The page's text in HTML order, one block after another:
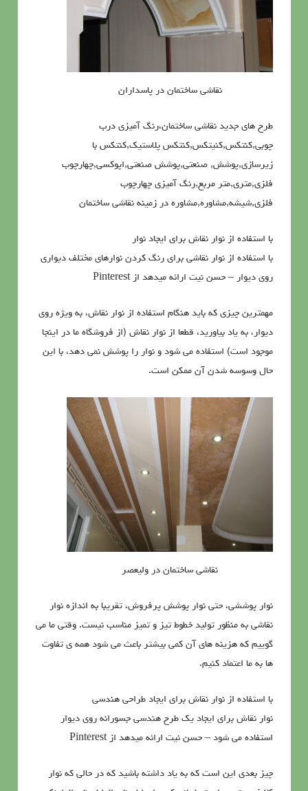
نقاشی ساختمان در پاسداران
طرح های جدید نقاشی ساختمان،رنگ آمیزی درب
چوبی,کنتکس,کنیتکس,کنتکس پلاستیک,کنتکس با
زیرسازی,پوشش, صنعتی,پوشش صنعتی,اپوکسی,چهارچوب
فلزی,متری,متر مربع,رنگ آمیزی چهارچوب
فلزی,شیشه,مشاوره,مشاوره در زمینه نقاشی ساختمان
با استفاده از نوار نقاش برای ایجاد نوار
با استفاده از نوار نقاشی برای رنگ کردن نوارهای مختلف دیواری
روی دیوار – حسن نیت ارائه میدهد از Pinterest
مهمترین چیزی که باید هنگام استفاده از نوار نقاش، به ویژه روی
دیوار، به یاد بیاورید، قطعا از نوار نقاش (از فروشگاه ما در اینجا
موجود است) استفاده می شود و نوار را پوشش نمی دهد، با این
حال وسوسه شدن آن ممکن است.
نقاشی ساختمان در ولیعصر
نوار پوششی، حتی نوار پوشش پرفروش، تقریبا به اندازه نوار
نقاشی به منظور تولید خطوط تیز و تمیز مناسب نیست. وقتی ما می
گوییم که هزینه های آن کمی بیشتر باعث می شود همه ی تفاوت
ها به ما اعتماد کنیم.
با استفاده از نوار نقاش برای ایجاد طراحی هندسی
نوار نقاش برای ایجاد یک طرح هندسی جسورانه روی دیوار
استفاده می شود – حسن نیت ارائه میدهد از Pinterest
چیز بعدی این است که به یاد داشته باشید که در حالی که نوار